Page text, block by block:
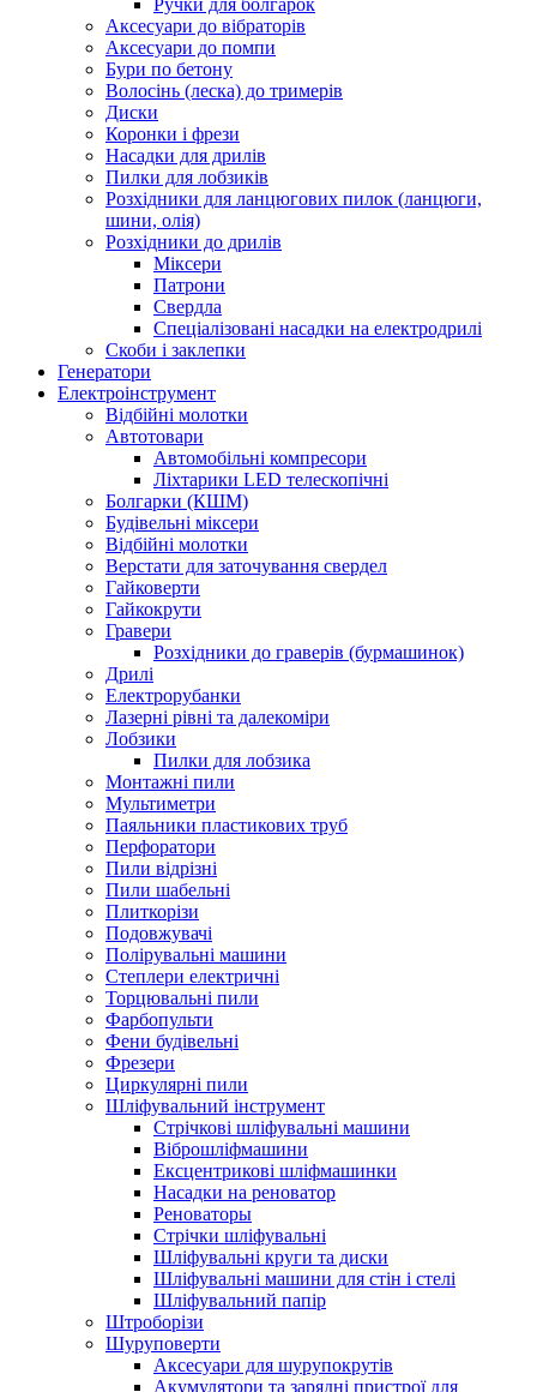
Ручки для болгарок
Аксесуари до вібраторів
Аксесуари до помпи
Бури по бетону
Волосінь (леска) до тримерів
Диски
Коронки і фрези
Насадки для дрилів
Пилки для лобзиків
Розхідники для ланцюгових пилок (ланцюги,
шини, олія)
Розхідники до дрилів
Міксери
Патрони
Свердла
Спеціалізовані насадки на електродрилі
Скоби і заклепки
Генератори
Електроінструмент
Bідбійні молотки
Автотовари
Автомобільні компресори
Ліхтарики LED телескопічні
Болгарки (КШМ)
Будівельні міксери
Відбійні молотки
Верстати для заточування свердел
Гайковерти
Гайкокрути
Гравери
Розхідники до граверів (бурмашинок)
Дрилі
Електрорубанки
Лазерні рівні та далекоміри
Лобзики
Пилки для лобзика
Монтажні пили
Мультиметри
Паяльники пластикових труб
Перфоратори
Пили відрізні
Пили шабельні
Плиткорізи
Подовжувачі
Полірувальні машини
Степлери електричні
Торцювальні пили
Фарбопульти
Фени будівельні
Фрезери
Циркулярні пили
Шліфувальний інструмент
Cтрічкові шліфувальні машини
Віброшліфмашини
Ексцентрикові шліфмашинки
Насадки на реноватор
Реноваторы
Стрічки шліфувальні
Шліфувальні круги та диски
Шліфувальні машини для стін і стелі
Шліфувальний папір
Штроборізи
Шуруповерти
Аксесуари для шурупокрутів
Акумулятори та зарядні пристрої для